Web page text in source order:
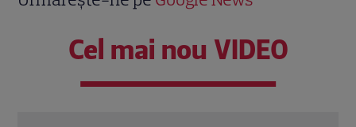
Cel mai nou VIDEO